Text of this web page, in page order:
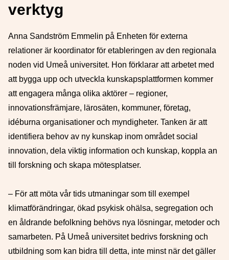
verktyg
Anna Sandström Emmelin på Enheten för externa
relationer är koordinator för etableringen av den regionala
noden vid Umeå universitet. Hon förklarar att arbetet med
att bygga upp och utveckla kunskapsplattformen kommer
att engagera många olika aktörer – regioner,
innovationsfrämjare, lärosäten, kommuner, företag,
idéburna organisationer och myndigheter. Tanken är att
identifiera behov av ny kunskap inom området social
innovation, dela viktig information och kunskap, koppla an
till forskning och skapa mötesplatser.
– För att möta vår tids utmaningar som till exempel
klimatförändringar, ökad psykisk ohälsa, segregation och
en åldrande befolkning behövs nya lösningar, metoder och
samarbeten. På Umeå universitet bedrivs forskning och
utbildning som kan bidra till detta, inte minst när det gäller